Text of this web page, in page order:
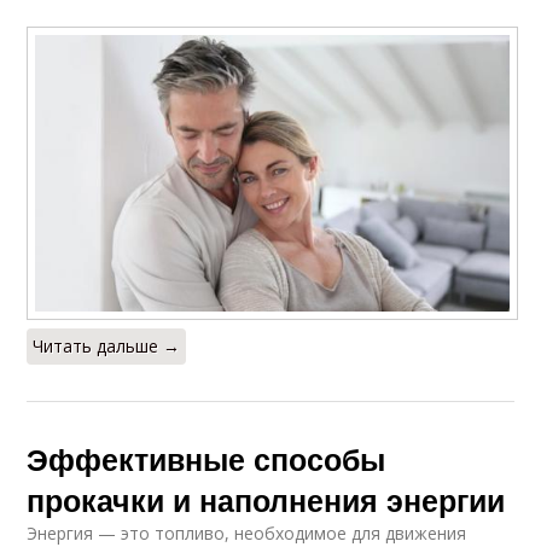
Читать дальше →
Эффективные способы
прокачки и наполнения энергии
Энергия — это топливо, необходимое для движения